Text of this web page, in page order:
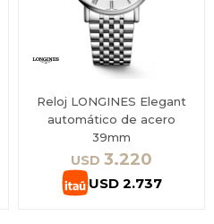
Reloj LONGINES Elegant
automático de acero
39mm
USD 3.220
USD 2.737